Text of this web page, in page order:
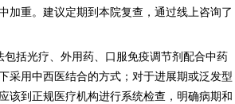
加重。建议定期到本院复查，通过线上咨询了
包括光疗、外用药、口服免疫调节剂配合中药
采用中西医结合的方式；对于进展期或泛发型
该到正规医疗机构进行系统检查，明确病期和